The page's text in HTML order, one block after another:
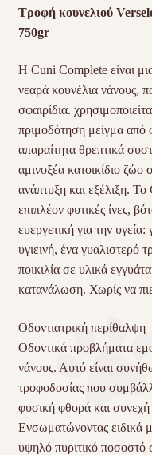
Τροφή κουνελιού
750gr
Η Cuni Complete είναι
νεαρά κουνέλια νάνους,
σφαιρίδια.
πριμοδότηση μείγμα από
απαραίτητα θρεπτικά
αμινοξέα κατοικίδιο ζώο
ανάπτυξη και εξέλιξη.
επιπλέον φυτικές ίνες,
ευεργετική για την
υγιεινή, ένα γυαλιστερό
ποικιλία σε υλικά
κατανάλωση. Χωρίς να
Οδοντιατρική περίθαλψη
Οδοντικά προβλήματα
νάνους. Αυτό είναι
τροφοδοσίας που
φυσική φθορά και
Ενσωματώνοντας ειδικά
υψηλό πυριτικό ποσοστό